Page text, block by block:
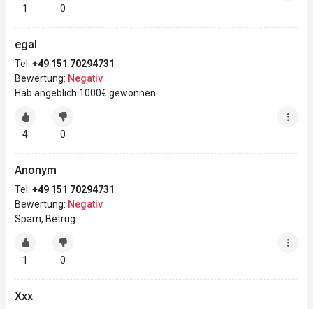
1 0
egal
Tel: +49 151 70294731
Bewertung: Negativ
Hab angeblich 1000€ gewonnen
4 0
Anonym
Tel: +49 151 70294731
Bewertung: Negativ
Spam, Betrug
1 0
Xxx